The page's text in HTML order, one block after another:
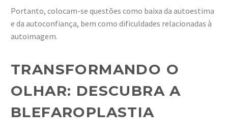
Portanto, colocam-se questões como baixa da autoestima
e da autoconfiança, bem como dificuldades relacionadas à
autoimagem.
TRANSFORMANDO O
OLHAR: DESCUBRA A
BLEFAROPLASTIA